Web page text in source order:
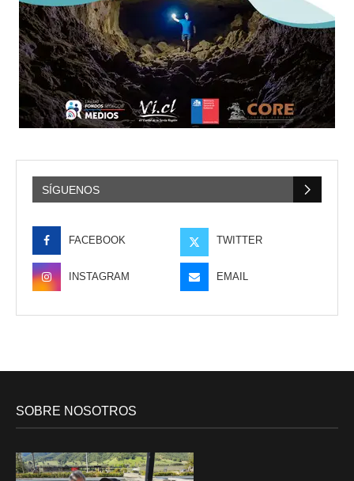
SÍGUENOS
FACEBOOK TWITTER
INSTAGRAM EMAIL
SOBRE NOSOTROS